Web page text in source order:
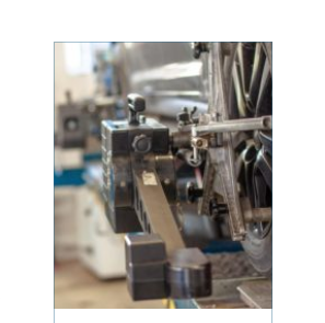
Många blir osäkra direkt:
ska man anmäla till
försäkringen, åka till en
plåtverkstad eller går det
att fixa snabbt och smi...